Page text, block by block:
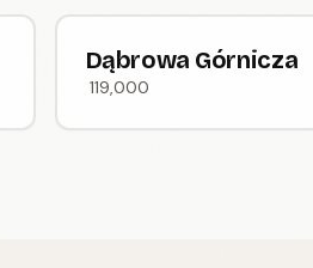
Dąbrowa Górnicza
119,000